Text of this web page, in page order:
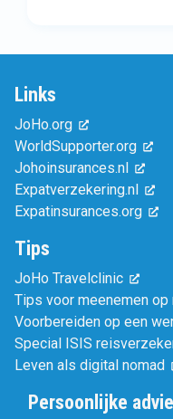
Links
JoHo.org
WorldSupporter.org
Johoinsurances.nl
Expatverzekering.nl
Expatinsurances.org
Tips
JoHo Travelclinic
Tips voor meenemen op
Voorbereiden op een
Special ISIS
Leven als digital nomad
Persoonlijke